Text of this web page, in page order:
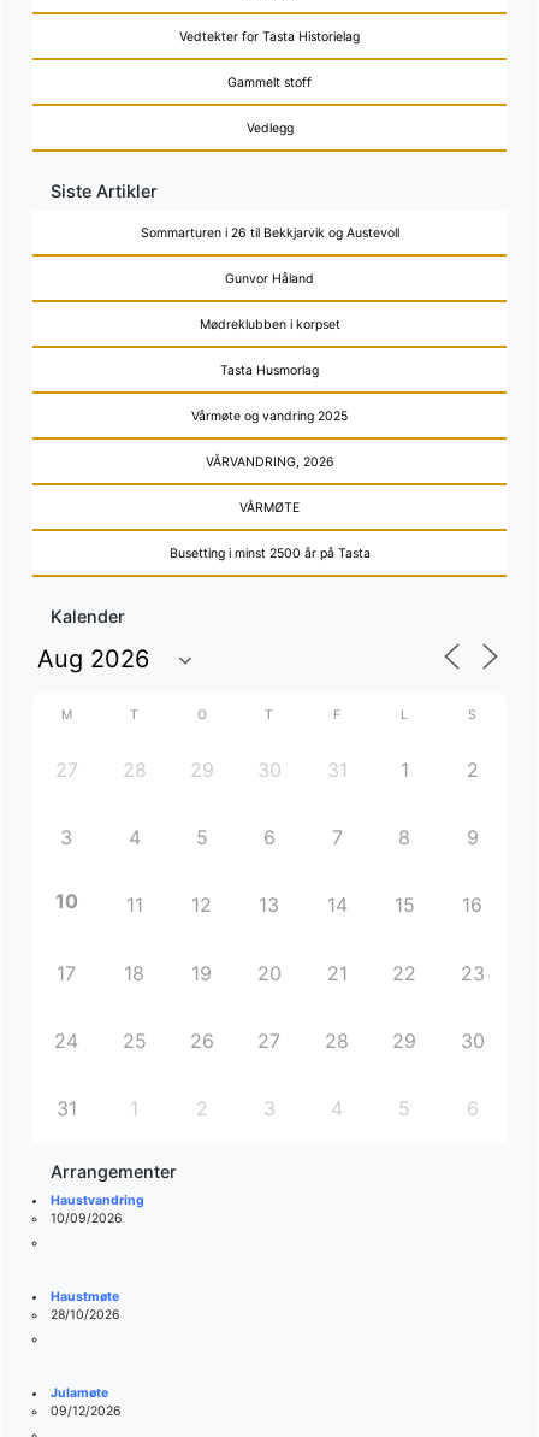
Vedtekter for Tasta Historielag
Gammelt stoff
Vedlegg
Siste Artikler
Sommarturen i 26 til Bekkjarvik og Austevoll
Gunvor Håland
Mødreklubben i korpset
Tasta Husmorlag
Vårmøte og vandring 2025
VÅRVANDRING, 2026
VÅRMØTE
Busetting i minst 2500 år på Tasta
Kalender
M T O T F L S
27 28 29 30 31 1 2
3 4 5 6 7 8 9
10 11 12 13 14 15 16
17 18 19 20 21 22 23
24 25 26 27 28 29 30
31 1 2 3 4 5 6
Arrangementer
Haustvandring
10/09/2026
Haustmøte
28/10/2026
Julamøte
09/12/2026